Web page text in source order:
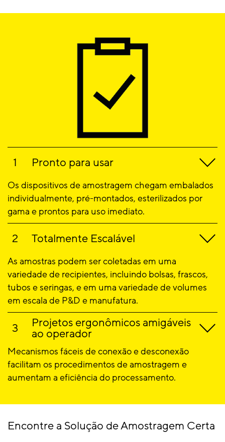
Pronto para usar
Os dispositivos de amostragem chegam embalados
individualmente, pré-montados, esterilizados por
gama e prontos para uso imediato.
Totalmente Escalável
As amostras podem ser coletadas em uma
variedade de recipientes, incluindo bolsas, frascos,
tubos e seringas, e em uma variedade de volumes
em escala de P&D e manufatura.
Projetos ergonômicos amigáveis
ao operador
Mecanismos fáceis de conexão e desconexão
facilitam os procedimentos de amostragem e
aumentam a eficiência do processamento.
Encontre a Solução de Amostragem Certa